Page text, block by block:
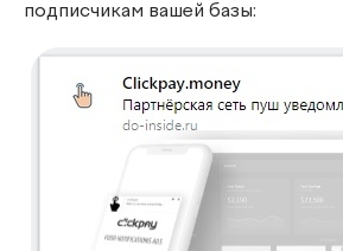
подписчикам вашей базы: